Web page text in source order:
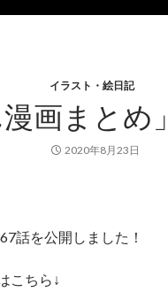
イラスト・絵日記
画まとめ
2020年8月23日
話を公開しました！
こちら↓